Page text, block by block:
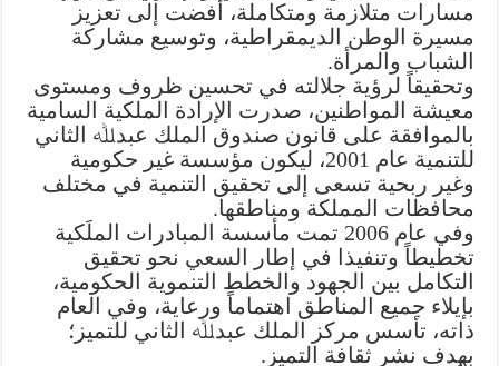
مسارات متلازمة ومتكاملة، أفضت إلى تعزيز
مسيرة الوطن الديمقراطية، وتوسيع مشاركة
الشباب والمرأة.
وتحقيقاً لرؤية جلالته في تحسين ظروف ومستوى
معيشة المواطنين، صدرت الإرادة الملكية السامية
بالموافقة على قانون صندوق الملك عبدﷲ الثاني
للتنمية عام 2001، ليكون مؤسسة غير حكومية
وغير ربحية تسعى إلى تحقيق التنمية في مختلف
محافظات المملكة ومناطقها.
وفي عام 2006 تمت مأسسة المبادرات الملَكية
تخطيطاً وتنفيذا في إطار السعي نحو تحقيق
التكامل بين الجهود والخطط التنموية الحكومية،
بإيلاء جميع المناطق اهتماماً ورعاية، وفي العام
ذاته، تأسس مركز الملك عبدﷲ الثاني للتميز؛
بهدف نشر ثقافة التميز.